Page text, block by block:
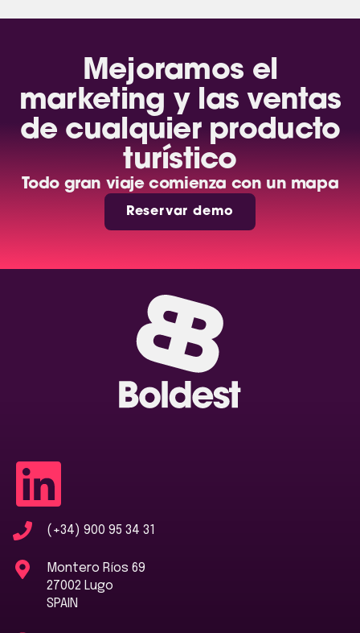
Mejoramos el
marketing y las ventas
de cualquier producto
turístico
Todo gran viaje comienza con un mapa
Reservar demo
(+34) 900 95 34 31
Montero Ríos 69
27002 Lugo
SPAIN